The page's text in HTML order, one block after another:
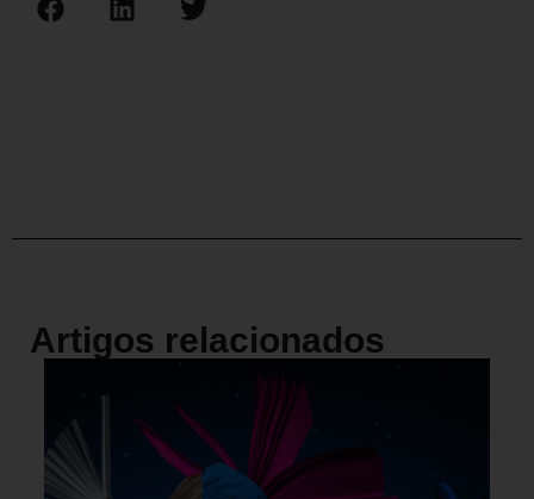
Artigos relacionados